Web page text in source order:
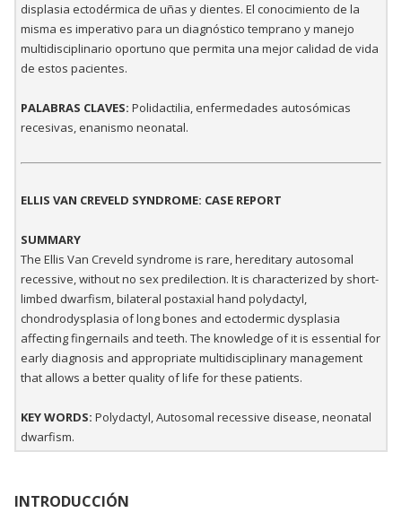
displasia ectodérmica de uñas y dientes. El conocimiento de la
misma es imperativo para un diagnóstico temprano y manejo
multidisciplinario oportuno que permita una mejor calidad de vida
de estos pacientes.
PALABRAS CLAVES: Polidactilia, enfermedades autosómicas
recesivas, enanismo neonatal.
ELLIS VAN CREVELD SYNDROME: CASE REPORT
SUMMARY
The Ellis Van Creveld syndrome is rare, hereditary autosomal
recessive, without no sex predilection. It is characterized by short-
limbed dwarfism, bilateral postaxial hand polydactyl,
chondrodysplasia of long bones and ectodermic dysplasia
affecting fingernails and teeth. The knowledge of it is essential for
early diagnosis and appropriate multidisciplinary management
that allows a better quality of life for these patients.
KEY WORDS: Polydactyl, Autosomal recessive disease, neonatal
dwarfism.
INTRODUCCIÓN